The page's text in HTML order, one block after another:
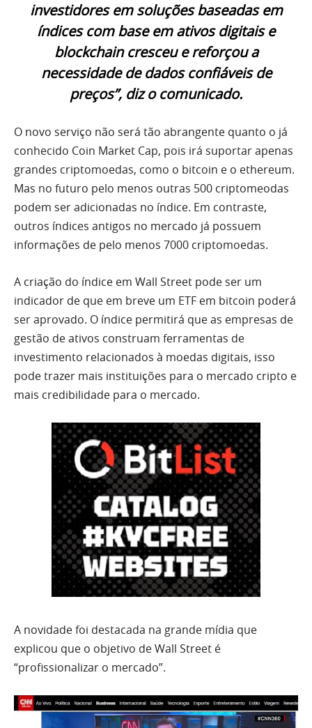
investidores em soluções baseadas em
índices com base em ativos digitais e
blockchain cresceu e reforçou a
necessidade de dados confiáveis ​​de
preços”, diz o comunicado.
O novo serviço não será tão abrangente quanto o já
conhecido Coin Market Cap, pois irá suportar apenas
grandes criptomoedas, como o bitcoin e o ethereum.
Mas no futuro pelo menos outras 500 criptomeodas
podem ser adicionadas no índice. Em contraste,
outros índices antigos no mercado já possuem
informações de pelo menos 7000 criptomoedas.
A criação do índice em Wall Street pode ser um
indicador de que em breve um ETF em bitcoin poderá
ser aprovado. O índice permitirá que as empresas de
gestão de ativos construam ferramentas de
investimento relacionados à moedas digitais, isso
pode trazer mais instituições para o mercado cripto e
mais credibilidade para o mercado.
A novidade foi destacada na grande mídia que
explicou que o objetivo de Wall Street é
“profissionalizar o mercado”.